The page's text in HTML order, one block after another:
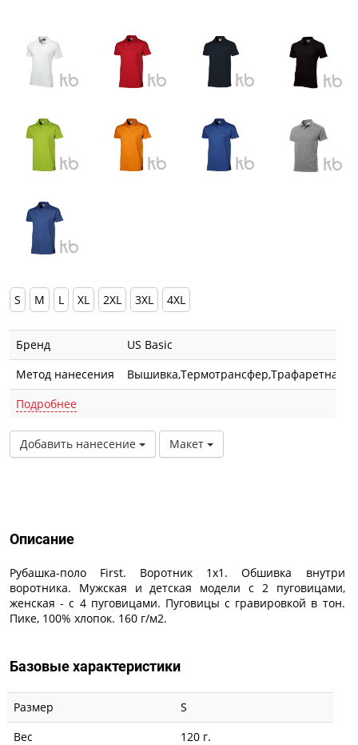
S M L XL 2XL 3XL 4XL
Бренд
US Basic
Метод нанесения
Вышивка,Термотрансфер,Трафаретная
Подробнее
Добавить нанесение Макет
Описание
Рубашка-поло First. Воротник 1х1. Обшивка внутри
воротника. Мужская и детская модели с 2 пуговицами,
женская - с 4 пуговицами. Пуговицы с гравировкой в тон.
Пике, 100% хлопок. 160 г/м2.
Базовые характеристики
Размер
S
Вес
120 г.